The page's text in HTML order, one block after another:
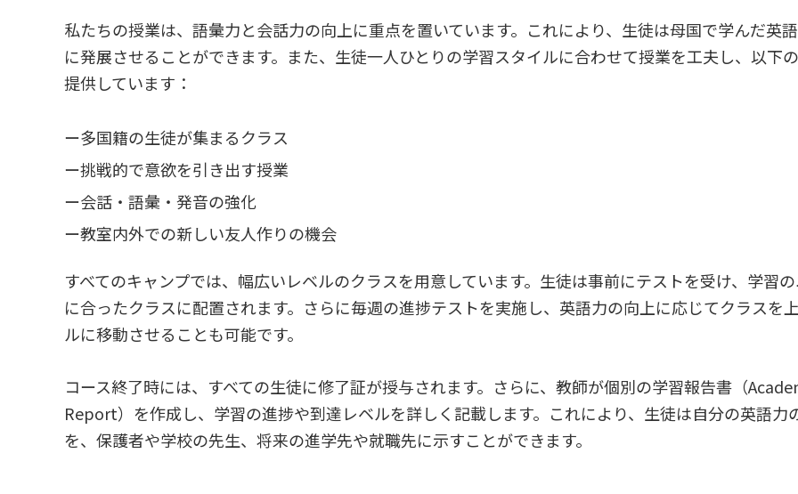
私たちの授業は、語彙力と会話力の向上に重点を置いています。これにより、生徒は母国で学んだ英
に発展させることができます。また、生徒一人ひとりの学習スタイルに合わせて授業を工夫し、以下
提供しています：
ー多国籍の生徒が集まるクラス
ー挑戦的で意欲を引き出す授業
ー会話・語彙・発音の強化
ー教室内外での新しい友人作りの機会
すべてのキャンプでは、幅広いレベルのクラスを用意しています。生徒は事前にテストを受け、学習
に合ったクラスに配置されます。さらに毎週の進捗テストを実施し、英語力の向上に応じてクラスを
ルに移動させることも可能です。
コース終了時には、すべての生徒に修了証が授与されます。さらに、教師が個別の学習報告書（
Report）を作成し、学習の進捗や到達レベルを詳しく記載します。これにより、生徒は自分の英語力
を、保護者や学校の先生、将来の進学先や就職先に示すことができます。